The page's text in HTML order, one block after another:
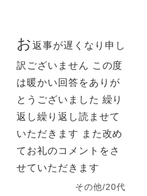
お返事が遅くなり申し
訳ございません この度
は暖かい回答をありが
とうございました 繰り
返し繰り返し読ませて
いただきます また改め
てお礼のコメントをさ
せていただきます
その他/20代